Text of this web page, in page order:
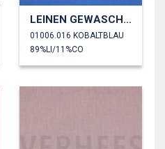
LEINEN GEWASCHEN 170 GM2
01006.016 KOBALTBLAU
89%LI/11%CO